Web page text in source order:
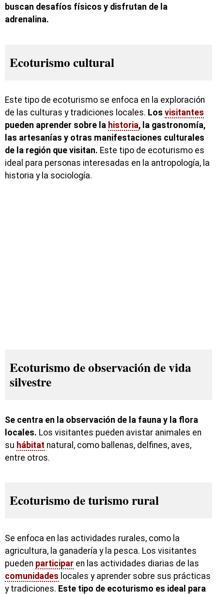
buscan desafíos físicos y disfrutan de la
adrenalina.
Ecoturismo cultural
Este tipo de ecoturismo se enfoca en la exploración
de las culturas y tradiciones locales. Los visitantes
pueden aprender sobre la historia, la gastronomía,
las artesanías y otras manifestaciones culturales
de la región que visitan. Este tipo de ecoturismo es
ideal para personas interesadas en la antropología, la
historia y la sociología.
Ecoturismo de observación de vida
silvestre
Se centra en la observación de la fauna y la flora
locales. Los visitantes pueden avistar animales en
su hábitat natural, como ballenas, delfines, aves,
entre otros.
Ecoturismo de turismo rural
Se enfoca en las actividades rurales, como la
agricultura, la ganadería y la pesca. Los visitantes
pueden participar en las actividades diarias de las
comunidades locales y aprender sobre sus prácticas
y tradiciones. Este tipo de ecoturismo es ideal para